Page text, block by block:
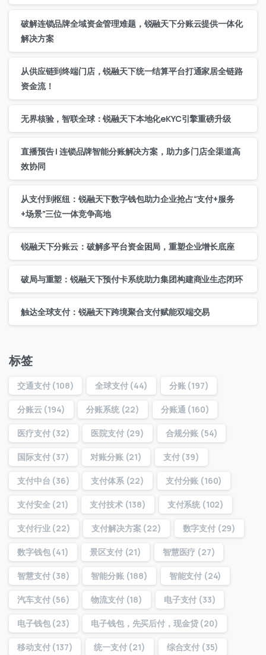
破解连锁品牌全域资金管理难题，锐融天下分账云提供一体化
解决方案
从供应链到终端门店，锐融天下统一结算平台打通家居全链路
资金流！
无界核验，智联全球：锐融天下本地化eKYC引擎重磅升级
直播预告 | 连锁品牌智能分账解决方案，助力多门店全渠道高
效协同
从支付到枢纽：锐融天下数字钱包助力企业抢占“支付+服务
+场景”三位一体竞争高地
锐融天下分账云：破解多平台资金困局，重塑企业增长底座
破局与重塑：锐融天下预付卡系统助力集团构建商业生态闭环
触达全球支付：锐融天下跨境聚合支付赋能双端交易
标签
交通支付(108) 全球支付(44) 分账(197)
分账云(194) 分账系统(22) 分账通(160)
医疗支付(32) 医院支付(29) 合规分账 (54)
国际支付(37) 对账分账(21) 支付(39)
支付中台 (36) 支付体系(22) 支付分账 (160)
支付安全(21) 支付技术(138) 支付系统 (102)
支付行业(22) 支付解决方案(22) 数字支付(29)
数字钱包(41) 景区支付(21) 智慧医疗 (27)
智慧支付(38) 智能分账(188) 智能支付 (24)
汽车支付(56) 物流支付(18) 电子支付 (33)
电子钱包(23) 电子钱包，先买后付，现金贷(20)
移动支付(137) 统一支付(21) 综合支付 (35)